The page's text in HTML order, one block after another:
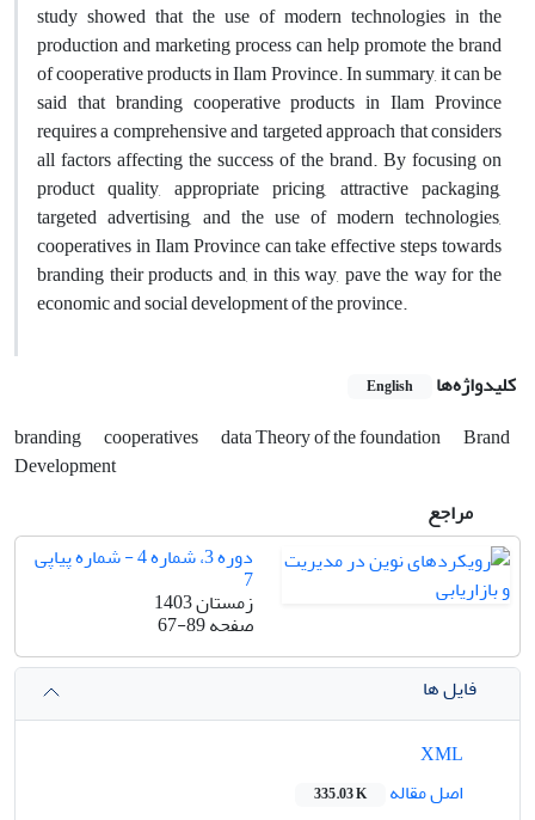
study showed that the use of modern technologies in the
production and marketing process can help promote the brand
of cooperative products in Ilam Province. In summary, it can be
said that branding cooperative products in Ilam Province
requires a comprehensive and targeted approach that considers
all factors affecting the success of the brand. By focusing on
product quality, appropriate pricing, attractive packaging,
targeted advertising, and the use of modern technologies,
cooperatives in Ilam Province can take effective steps towards
branding their products and, in this way, pave the way for the
economic and social development of the province.
کلیدواژه‌ها English
branding cooperatives data Theory of the foundation
Brand
Development
مراجع
دوره 3، شماره 4 - شماره پیاپی
7
زمستان 1403
صفحه67-89
فایل ها
اصل مقاله
335.03 K